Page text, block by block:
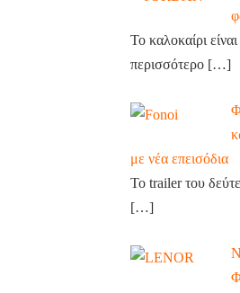
Το καλοκαίρι
περισσότερο […]
με νέα επεισόδια
Το trailer του
[…]